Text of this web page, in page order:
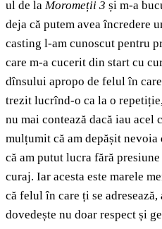
ul de la Moromeții 3 și m-a
deja că putem avea încredere
casting l-am cunoscut pentru
care m-a cucerit din start cu
dînsului apropo de felul în
trezit lucrînd-o ca la o
nu mai contează dacă iau acel
mulțumit că am depășit nevoia
că am putut lucra fără
curaj. Iar acesta este marele
că felul în care ți se
dovedește nu doar respect și